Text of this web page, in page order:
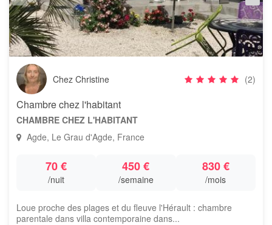
Chez Christine (2)
Chambre chez l'habitant
CHAMBRE CHEZ L'HABITANT
Agde, Le Grau d'Agde, France
70 €
/nuit
450 €
/semaine
830 €
/mois
Loue proche des plages et du fleuve l'Hérault : chambre
parentale dans villa contemporaine dans...